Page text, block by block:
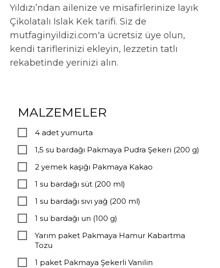
Yıldızı’ndan ailenize ve misafirlerinize layık
Çikolatalı Islak Kek tarifi. Siz de
mutfaginyildizi.com'a ücretsiz üye olun,
kendi tariflerinizi ekleyin, lezzetin tatlı
rekabetinde yerinizi alın.
MALZEMELER
4 adet yumurta
1,5 su bardağı Pakmaya Pudra Şekeri (200 g)
2 yemek kaşığı Pakmaya Kakao
1 su bardağı süt (200 ml)
1 su bardağı sıvı yağ (200 ml)
1 su bardağı un (100 g)
Yarım paket Pakmaya Hamur Kabartma
Tozu
1 paket Pakmaya Şekerli Vanilin